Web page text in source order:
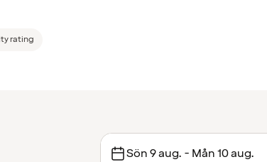
rating
Sön 9 aug. - Mån 10 aug.